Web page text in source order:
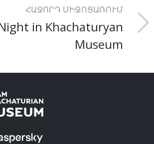
ՀԱՋՈՐԴ ՄԻՋՈՑԱՌՈՒՄ
Night in Khachaturyan
Museum